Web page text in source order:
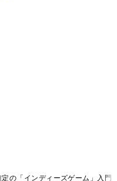
の「インディーズゲーム」入門